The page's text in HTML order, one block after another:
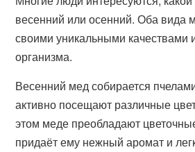
весенний или осенний. Оба вида
своими уникальными качествами
организма.
Весенний мед собирается
активно посещают различные
этом меде преобладают
придаёт ему нежный аромат и